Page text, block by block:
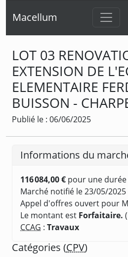
Macellum
LOT 03
EXTENSION DE
ELEMENTAIRE
BUISSON -
Publié le : 06/06/2025
Informations du
116 084,00 € pour une
Marché notifié le 23/05/2025
Appel d'offres ouvert pour
Le montant est Forfaitaire.
CCAG : Travaux
Catégories (CPV)